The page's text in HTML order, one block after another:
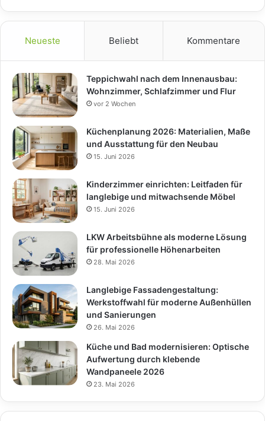
Neueste Beliebt Kommentare
Teppichwahl nach dem Innenausbau:
Wohnzimmer, Schlafzimmer und Flur
vor 2 Wochen
Küchenplanung 2026: Materialien, Maße
und Ausstattung für den Neubau
15. Juni 2026
Kinderzimmer einrichten: Leitfaden für
langlebige und mitwachsende Möbel
15. Juni 2026
LKW Arbeitsbühne als moderne Lösung
für professionelle Höhenarbeiten
28. Mai 2026
Langlebige Fassadengestaltung:
Werkstoffwahl für moderne Außenhüllen
und Sanierungen
26. Mai 2026
Küche und Bad modernisieren: Optische
Aufwertung durch klebende
Wandpaneele 2026
23. Mai 2026